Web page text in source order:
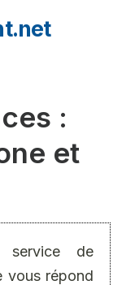
:
et
de
vous répond